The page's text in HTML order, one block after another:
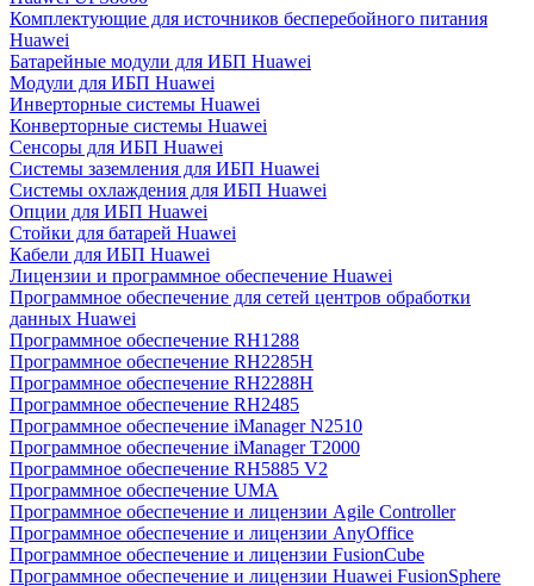
Комплектующие для источников бесперебойного питания
Huawei
Батарейные модули для ИБП Huawei
Модули для ИБП Huawei
Инверторные системы Huawei
Конверторные системы Huawei
Сенсоры для ИБП Huawei
Системы заземления для ИБП Huawei
Системы охлаждения для ИБП Huawei
Опции для ИБП Huawei
Стойки для батарей Huawei
Кабели для ИБП Huawei
Лицензии и программное обеспечение Huawei
Программное обеспечение для сетей центров обработки
данных Huawei
Программное обеспечение RH1288
Программное обеспечение RH2285H
Программное обеспечение RH2288H
Программное обеспечение RH2485
Программное обеспечение iManager N2510
Программное обеспечение iManager T2000
Программное обеспечение RH5885 V2
Программное обеспечение UMA
Программное обеспечение и лицензии Agile Controller
Программное обеспечение и лицензии AnyOffice
Программное обеспечение и лицензии FusionCube
Программное обеспечение и лицензии Huawei FusionSphere